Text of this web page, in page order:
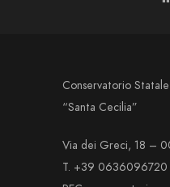
Conservatorio
“Santa Cecilia”
Via dei Greci, 18 –
T. +39 0636096720